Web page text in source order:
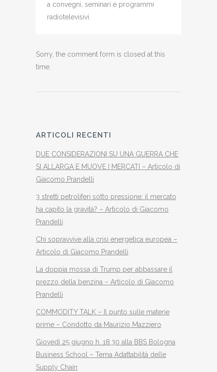
a convegni, seminari e programmi
radiotelevisivi.
Sorry, the comment form is closed at this
time.
ARTICOLI RECENTI
DUE CONSIDERAZIONI SU UNA GUERRA CHE
SI ALLARGA E MUOVE I MERCATI – Articolo di
Giacomo Prandelli
3 stretti petroliferi sotto pressione: il mercato
ha capito la gravità? – Articolo di Giacomo
Prandelli
Chi sopravvive alla crisi energetica europea –
Articolo di Giacomo Prandelli
La doppia mossa di Trump per abbassare il
prezzo della benzina – Articolo di Giacomo
Prandelli
COMMODITY TALK – Il punto sulle materie
prime – Condotto da Maurizio Mazziero
Giovedì 25 giugno h. 18.30 alla BBS Bologna
Business School – Tema Adattabilità delle
Supply Chain